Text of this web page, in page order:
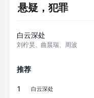
悬疑，犯罪
白云深处
刘柠昊、曲晨瑞、周波
推荐
1 白云深处